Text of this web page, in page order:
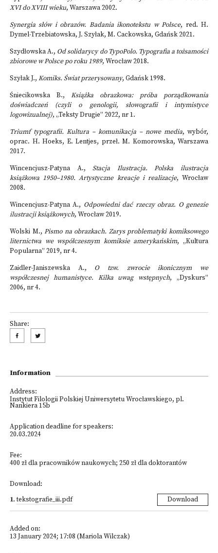
XVI do XVIII wieku, Warszawa 2002.
Synergia słów i obrazów. Badania ikonotekstu w Polsce, red. H.
Dymel-Trzebiatowska, J. Szyłak, M. Cackowska, Gdańsk 2021.
Szydłowska A., Od solidarycy do TypoPolo. Typografia a tożsamości
zbiorowe w Polsce po roku 1989, Wrocław 2018.
Szyłak J., Komiks. Świat przerysowany, Gdańsk 1998.
Śniecikowska B., Książka obrazkowa: próba porządkowania
doświadczeń (czyli o genologii, słowografii i intymistyce
logowizualnej), „Teksty Drugie” 2022, nr 1.
Triumf typografii. Kultura – komunikacja – nowe media, wybór,
oprac. H. Hoeks, E. Lentjes, przeł. M. Komorowska, Warszawa
2017.
Wincencjusz-Patyna A.,Stacja Ilustracja. Polska ilustracja
książkowa 1950–1980. Artystyczne kreacje i realizacje, Wrocław
2008.
Wincencjusz-Patyna A., Odpowiedni dać rzeczy obraz. O genezie
ilustracji książkowych, Wrocław 2019.
Wolski M.,Pismo na obrazkach. Zarys problematyki komiksowego
liternictwa we współczesnym komiksie amerykańskim, „Kultura
Popularna” 2019, nr 4.
Zaidler-Janiszewska A., O tzw. zwrocie ikonicznym we
współczesnej humanistyce. Kilka uwag wstępnych, „Dyskurs”
2006, nr 4.
Share:
Information
Address:
Instytut Filologii Polskiej Uniwersytetu Wrocławskiego, pl.
Nankiera 15b
Application deadline for speakers:
20.03.2024
Fee:
400 zł dla pracowników naukowych; 250 zł dla doktorantów
Download:
1.tekstografie_iii.pdf Download
Added on:
13 January 2024; 17:08 (Mariola Wilczak)